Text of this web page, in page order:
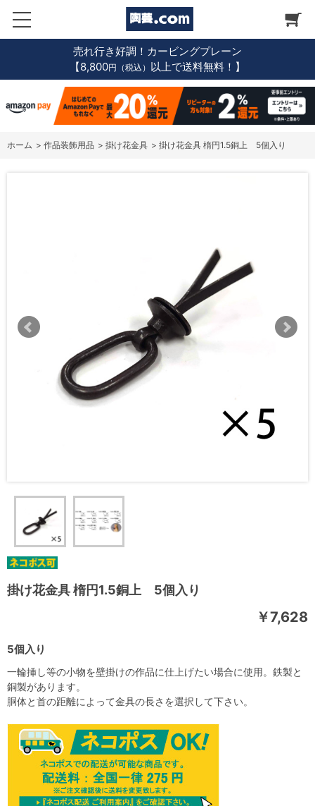
売れ行き好調！カービングプレーン
【8,800円（税込） 以上で送料無料！】
ホーム > 作品装飾用品 > 掛け花金具 > 掛け花金具 楕円1.5銅上 5個入り
掛け花金具 楕円1.5銅上 5個入り
5個入り
￥7,628
一輪挿し等の小物を壁掛けの作品に仕上げたい場合に使用。鉄製と
銅製があります。
胴体と首の距離によって金具の長さを選択して下さい。